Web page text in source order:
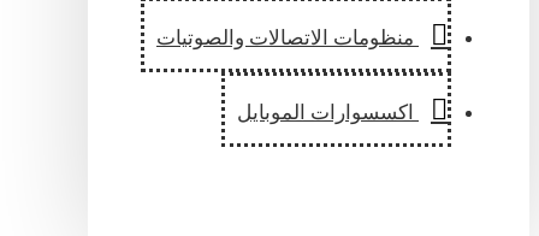
منظومات الاتصالات والصوتيات
اكسسوارات الموبايل